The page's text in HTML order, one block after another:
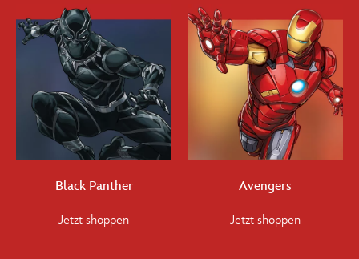
Black Panther
Jetzt shoppen
Avengers
Jetzt shoppen